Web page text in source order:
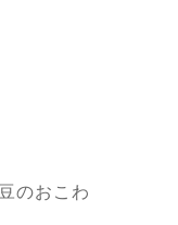
のおこわ